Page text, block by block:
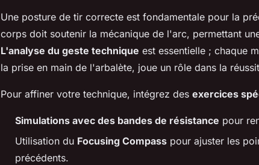
Une posture de tir correcte est fondamentale pour la
corps doit soutenir la mécanique de l'arc, permettant
L'analyse du geste technique est essentielle ; chaque
la prise en main de l'arbalète, joue un rôle dans la
Pour affiner votre technique, intégrez des exercices
Simulations avec des bandes de résistance pour
Utilisation du Focusing Compass pour ajuster les
précédents.